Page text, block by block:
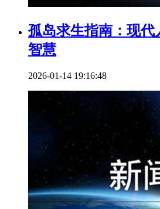
孤岛求生指南：现代
智慧
2026-01-14 19:16:48